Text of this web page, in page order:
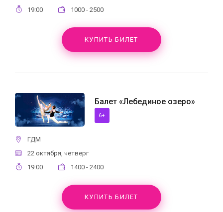
19:00
1000 - 2500
КУПИТЬ БИЛЕТ
Балет «Лебединое озеро»
6+
ГДМ
22 октября, четверг
19:00
1400 - 2400
КУПИТЬ БИЛЕТ